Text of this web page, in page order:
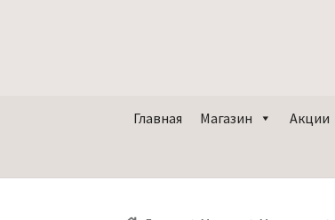
Главная Магазин Акции